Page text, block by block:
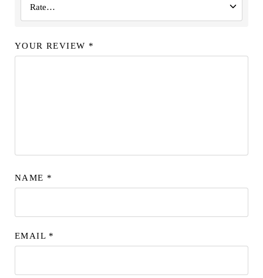
YOUR REVIEW *
NAME *
EMAIL *